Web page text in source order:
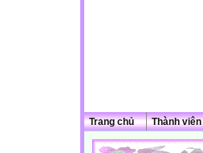
Trang chủ Thành viên